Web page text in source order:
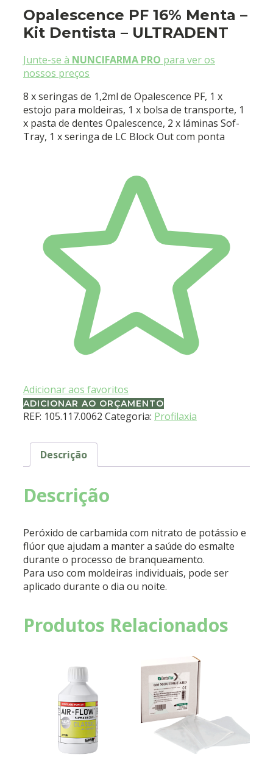
Opalescence PF 16% Menta –
Kit Dentista – ULTRADENT
Junte-se à NUNCIFARMA PRO para ver os
nossos preços
8 x seringas de 1,2ml de Opalescence PF, 1 x
estojo para moldeiras, 1 x bolsa de transporte, 1
x pasta de dentes Opalescence, 2 x láminas Sof-
Tray, 1 x seringa de LC Block Out com ponta
Adicionar aos favoritos
ADICIONAR AO ORÇAMENTO
REF: 105.117.0062 Categoria: Profilaxia
Descrição
Descrição
Peróxido de carbamida com nitrato de potássio e
flúor que ajudam a manter a saúde do esmalte
durante o processo de branqueamento.
Para uso com moldeiras individuais, pode ser
aplicado durante o dia ou noite.
Produtos Relacionados